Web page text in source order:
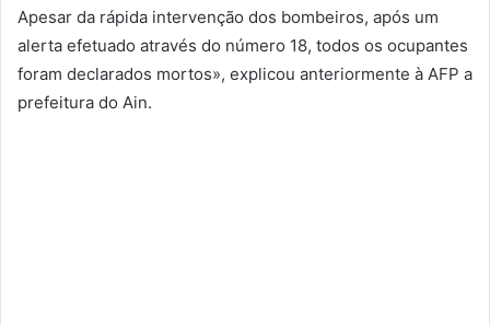
Apesar da rápida intervenção dos bombeiros, após um
alerta efetuado através do número 18, todos os ocupantes
foram declarados mortos», explicou anteriormente à AFP a
prefeitura do Ain.